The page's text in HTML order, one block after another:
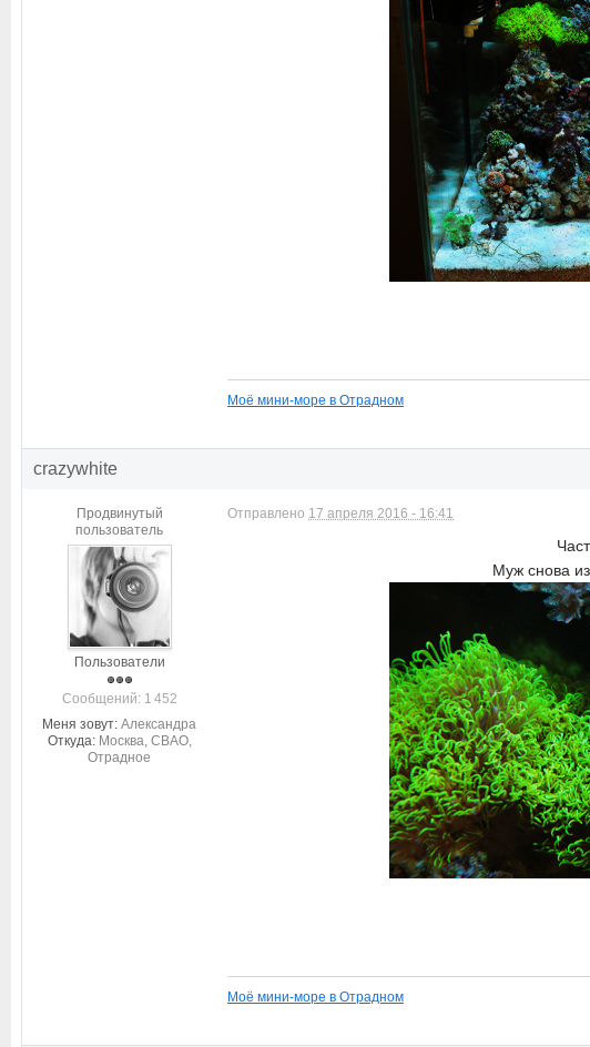
Моё мини-море в Отрадном
crazywhite
Продвинутый
пользователь
Пользователи
Cообщений: 1 452
Меня зовут: Александра
Откуда: Москва, СВАО,
Отрадное
Отправлено 17 апреля 2016 - 16:41
Муж снова
Моё мини-море в Отрадном